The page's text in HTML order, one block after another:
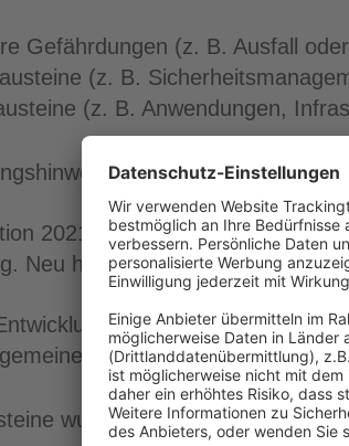
Gefährdungen (z. B. Ausfall
(z. B.
(z. B. Anwendungen,
liefern weitere
2021 des IT-Grundschutz-
Neu hinzugekommen sind in
von Webanwendungen
Fahrzeug.
wurden überarbeitet und die